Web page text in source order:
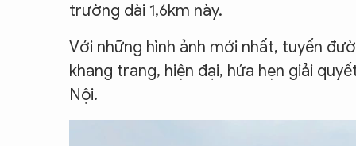
trường dài 1,6km này.
Với những hình ảnh mới nhất, tuyến
khang trang, hiện đại, hứa hẹn giải
Nội.